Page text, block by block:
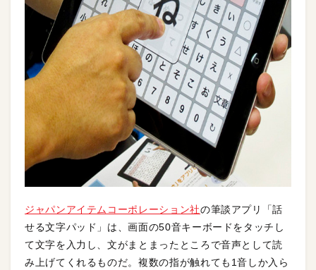
ジャパンアイテムコーポレーション社の筆談アプリ「話
せる文字パッド」は、画面の50音キーボードをタッチし
て文字を入力し、文がまとまったところで音声として読
み上げてくれるものだ。複数の指が触れても1音しか入ら